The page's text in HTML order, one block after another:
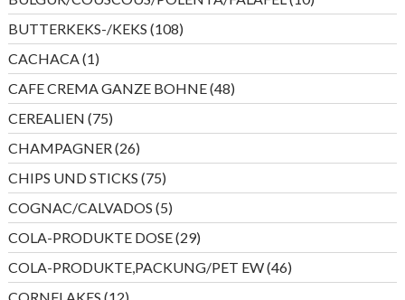
Produkte
BUTTERKEKS-/KEKS 108108
Produkte
CACHACA 11
Produkt
CAFE CREMA GANZE BOHNE 4848
Produkte
CEREALIEN 7575
Produkte
CHAMPAGNER 2626
Produkte
CHIPS UND STICKS 7575
Produkte
COGNAC/CALVADOS 55
Produkte
COLA-PRODUKTE DOSE 2929
Produkte
COLA-PRODUKTE,PACKUNG/PET EW 4646
Produkte
12